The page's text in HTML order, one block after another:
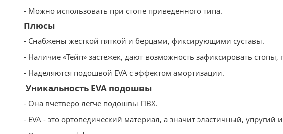
- Можно использовать при стопе приведенного типа.
Плюсы
- Снабжены жесткой пяткой и берцами, фиксирующими суставы.
- Наличие «Тейп» застежек, дают возможность зафиксировать стопы,
- Наделяются подошвой EVA с эффектом амортизации.
Уникальность EVA подошвы
- Она вчетверо легче подошвы ПВХ.
- EVA - это ортопедический материал, а значит эластичный, упругий